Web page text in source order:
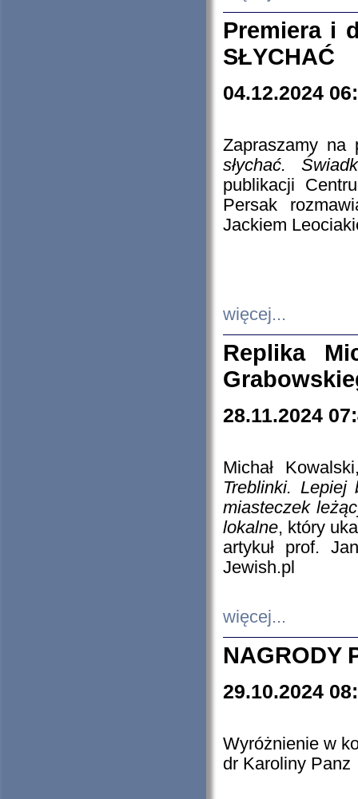
Premiera i
SŁYCHAĆ
04.12.2024
Zapraszamy
słychać.
publikacji
Persak
Jackiem
więcej...
Replika
28.11.2024
Michał
Treblinki. Lepiej
miasteczek
lokalne, który
artykuł prof.
Jewish.pl
więcej...
NAGRODY
29.10.2024
Wyróżnienie w
dr Karoliny Panz